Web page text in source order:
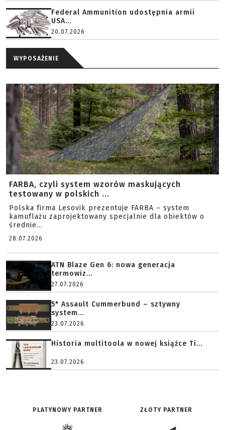
Federal Ammunition udostępnia armii
USA...
20.07.2026
WYPOSAŻENIE
FARBA, czyli system wzorów maskujących
testowany w polskich ...
Polska firma Lesovik prezentuje FARBA – system
kamuflażu zaprojektowany specjalnie dla obiektów o
średnie...
28.07.2026
ATN Blaze Gen 6: nowa generacja
termowiz...
27.07.2026
5" Assault Cummerbund – sztywny
system...
23.07.2026
Historia multitoola w nowej książce Ti...
23.07.2026
PLATYNOWY PARTNER ZŁOTY PARTNER